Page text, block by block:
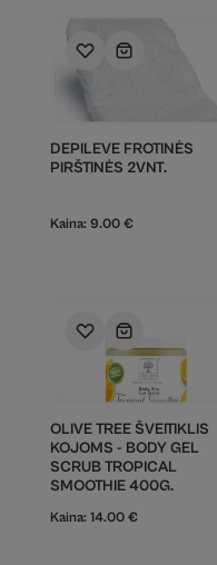
DEPILEVE FROTINĖS
PIRŠTINĖS 2VNT.
Kaina: 9.00 €
OLIVE TREE ŠVEITIKLIS
KOJOMS - BODY GEL
SCRUB TROPICAL
SMOOTHIE 400G.
Kaina: 14.00 €